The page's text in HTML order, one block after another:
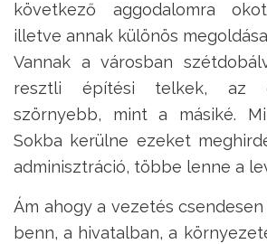
következő aggodalomra
illetve annak különös
Vannak a városban
resztli építési telkek, az
szörnyebb, mint a másiké.
Sokba kerülne ezeket
adminisztráció, többe lenne a
Ám ahogy a vezetés
benn, a hivatalban, a